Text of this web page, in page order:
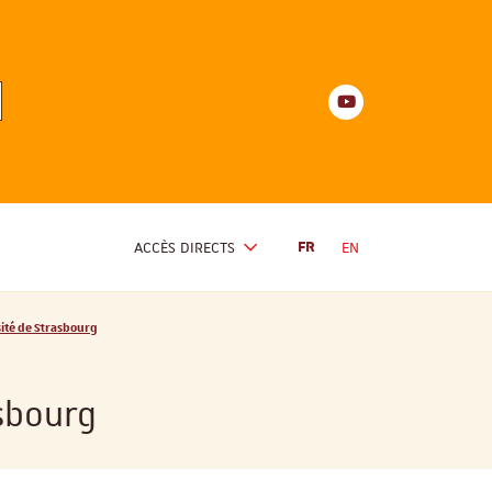
Youtube
ACCÈS DIRECTS FR EN
de Strasbourg